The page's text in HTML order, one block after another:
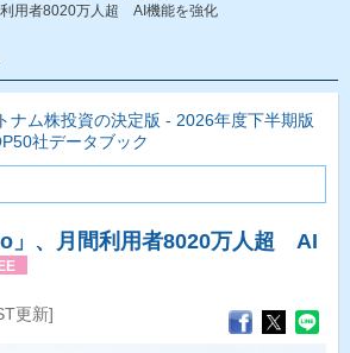
用者8020万人超 AI機能を強化
ナム株投資の決定版 - 2026年度下半期版
社データブック
」、月間利用者8020万人超 AI
更新]